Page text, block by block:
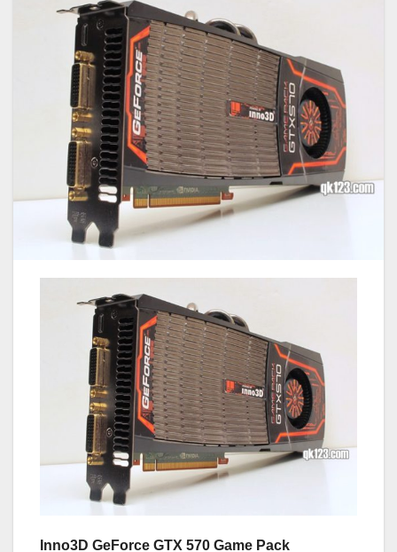
Inno3D GeForce GTX 570 Game Pack